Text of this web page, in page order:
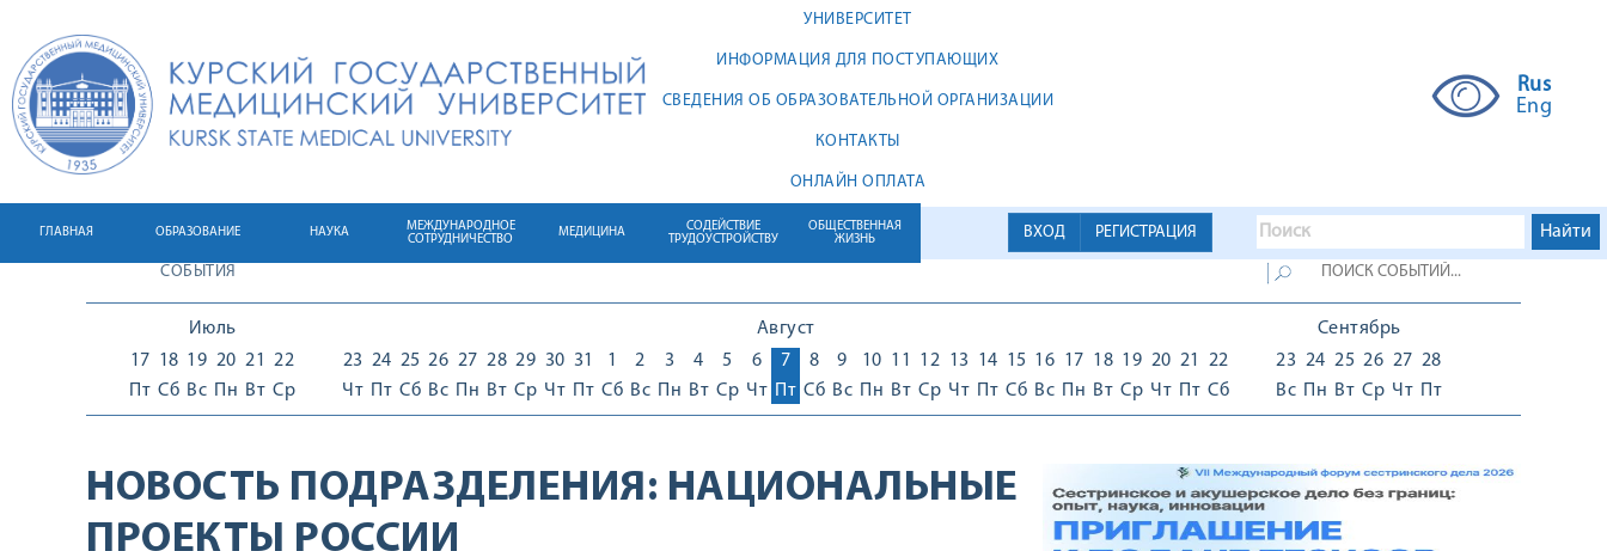
УНИВЕРСИТЕТ
ИНФОРМАЦИЯ ДЛЯ ПОСТУПАЮЩИХ
СВЕДЕНИЯ ОБ ОБРАЗОВАТЕЛЬНОЙ ОРГАНИЗАЦИИ
КОНТАКТЫ
ОНЛАЙН ОПЛАТА
Rus
Eng
ВХОД РЕГИСТРАЦИЯ
ГЛАВНАЯ ОБРАЗОВАНИЕ НАУКА
МЕЖДУНАРОДНОЕ
СОТРУДНИЧЕСТВО
МЕДИЦИНА
СОДЕЙСТВИЕ
ТРУДОУСТРОЙСТВУ
ОБЩЕСТВЕННАЯ
ЖИЗНЬ
СОБЫТИЯ
Июль
17
Пт
18
Сб
19
Вс
20
Пн
21
Вт
22
Ср
Август
23
Чт
24
Пт
25
Сб
26
Вс
27
Пн
28
Вт
29
Ср
30
Чт
31
Пт
1
Сб
2
Вс
3
Пн
4
Вт
5
Ср
6
Чт
7
Пт
8
Сб
9
Вс
10
Пн
11
Вт
12
Ср
13
Чт
14
Пт
15
Сб
16
Вс
17
Пн
18
Вт
19
Ср
20
Чт
21
Пт
22
Сб
Сентябрь
23
Вс
24
Пн
25
Вт
26
Ср
27
Чт
28
Пт
НОВОСТЬ ПОДРАЗДЕЛЕНИЯ: НАЦИОНАЛЬНЫЕ
ПРОЕКТЫ РОССИИ